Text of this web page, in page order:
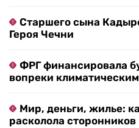
Старшего сына
Героя Чечни
ФРГ финансировала
вопреки
Мир, деньги, жилье:
расколола